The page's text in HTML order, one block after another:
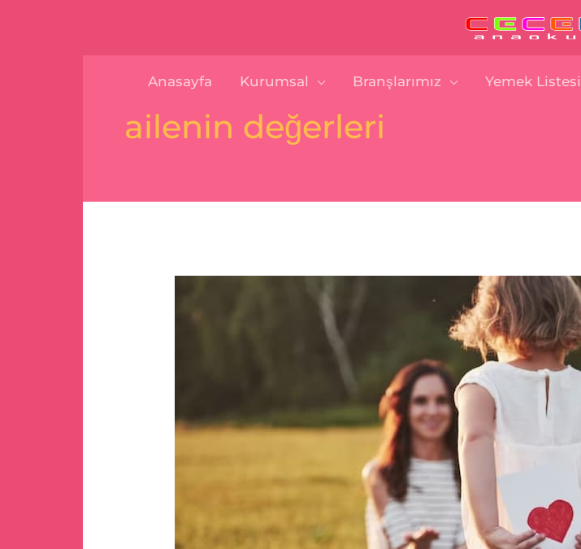
Anasayfa Kurumsal Branşlarımız Yemek Listesi
ailenin değerleri